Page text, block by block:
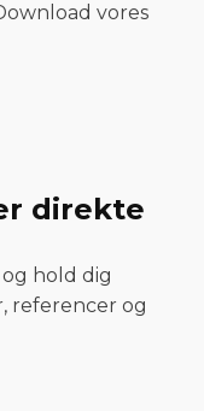
vores
direkte
hold dig
referencer og